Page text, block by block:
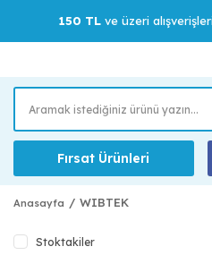
150 TLve üzeri
Fırsat Ürünleri
Anasayfa WIBTEK
Stoktakiler